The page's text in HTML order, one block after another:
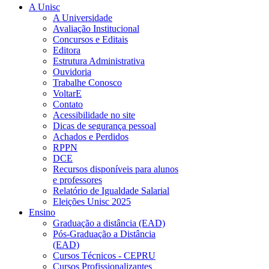
A Unisc
A Universidade
Avaliação Institucional
Concursos e Editais
Editora
Estrutura Administrativa
Ouvidoria
Trabalhe Conosco
VoltarE
Contato
Acessibilidade no site
Dicas de segurança pessoal
Achados e Perdidos
RPPN
DCE
Recursos disponíveis para alunos
e professores
Relatório de Igualdade Salarial
Eleições Unisc 2025
Ensino
Graduação a distância (EAD)
Pós-Graduação a Distância
(EAD)
Cursos Técnicos - CEPRU
Cursos Profissionalizantes